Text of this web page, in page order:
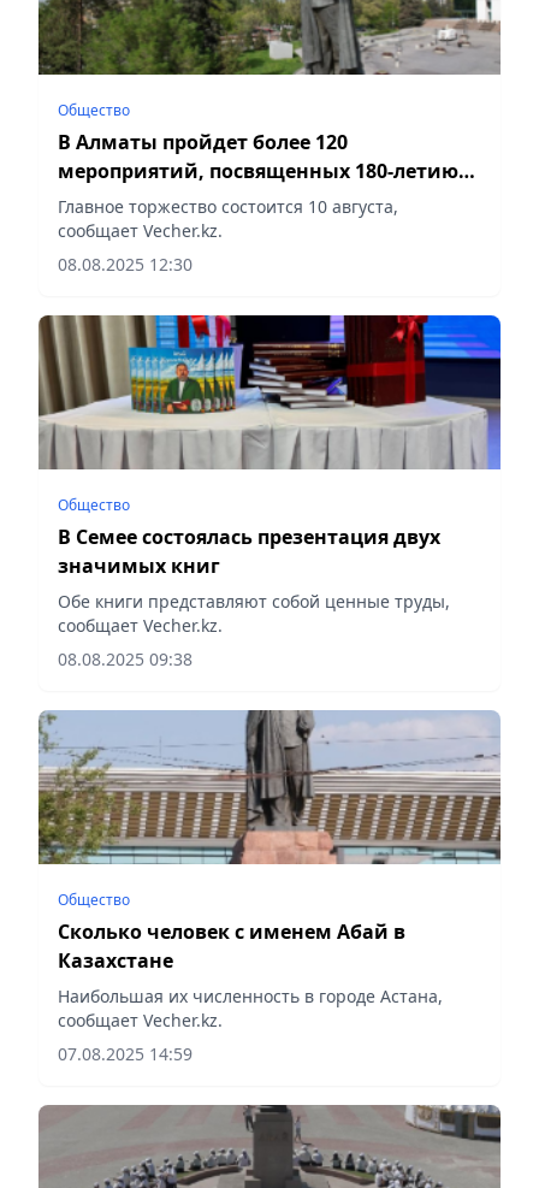
Общество
В Алматы пройдет более 120
мероприятий, посвященных 180-летию
Абая Кунанбаева
Главное торжество состоится 10 августа,
сообщает Vecher.kz.
08.08.2025 12:30
Общество
В Семее состоялась презентация двух
значимых книг
Обе книги представляют собой ценные труды,
сообщает Vecher.kz.
08.08.2025 09:38
Общество
Сколько человек с именем Абай в
Казахстане
Наибольшая их численность в городе Астана,
сообщает Vecher.kz.
07.08.2025 14:59